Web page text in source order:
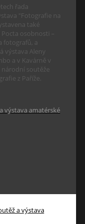
řada
"Fotografie na
také
Pocta osobnosti –
fotografů, a
výstava Aleny
a v Kavárně v
národní soutěže
z Paříže.
výstava amatérské
a výstava